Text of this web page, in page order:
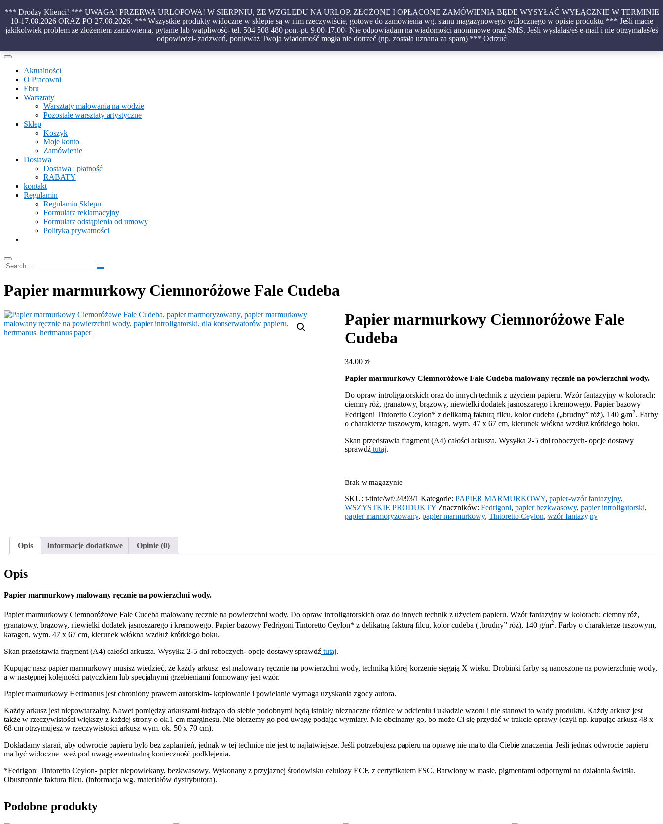
*** Drodzy Klienci! *** UWAGA! PRZERWA URLOPOWA! W SIERPNIU, ZE WZGLĘDU NA URLOP, ZŁOŻONE I OPŁACONE ZAMÓWIENIA BĘDĘ WYSYŁAĆ WYŁĄCZNIE W TERMINIE
10-17.08.2026 ORAZ PO 27.08.2026. *** Wszystkie produkty widoczne w sklepie są w nim rzeczywiście, gotowe do zamówienia wg. stanu magazynowego widocznego w opisie produktu *** Jeśli macie
jakikolwiek problem ze złożeniem zamówienia, pytanie lub wątpliwość- tel. 504 508 480 pon.-pt. 9.00-17.00- Nie odpowiadam na wiadomości anonimowe oraz SMS. Jeśli wysłałaś/eś e-mail i nie otrzymałaś/eś
odpowiedzi- zadzwoń, ponieważ Twoja wiadomość mogła nie dotrzeć (np. została uznana za spam) *** Odrzuć
Skip
content
Piękno malowane na wodzie – papiery marmurkowe – materiały introligatorskie – oprawy – etui – pudełka
Aktualności
O Pracowni
Ebru
Warsztaty
Warsztaty malowania na wodzie
Pozostałe warsztaty artystyczne
Sklep
Koszyk
Moje konto
Zamówienie
Dostawa
Dostawa i płatność
RABATY
kontakt
Regulamin
Regulamin Sklepu
Formularz reklamacyjny
Formularz odstąpienia od umowy
Polityka prywatności
Papier marmurkowy Ciemnoróżowe Fale Cudeba
Papier marmurkowy Ciemnoróżowe Fale
Cudeba
34.00 zł
Papier marmurkowy Ciemnoróżowe Fale Cudeba malowany ręcznie na powierzchni wody.
Do opraw introligatorskich oraz do innych technik z użyciem papieru. Wzór fantazyjny w kolorach:
ciemny róż, granatowy, brązowy, niewielki dodatek jasnoszarego i kremowego. Papier bazowy
Fedrigoni Tintoretto Ceylon* z delikatną fakturą filcu, kolor cudeba („brudny” róż), 140 g/m2. Farby
o charakterze tuszowym, karagen, wym. 47 x 67 cm, kierunek włókna wzdłuż krótkiego boku.
Skan przedstawia fragment (A4) całości arkusza. Wysyłka 2-5 dni roboczych- opcje dostawy
sprawdźtutaj.
Brak w magazynie
SKU: t-tintc/wf/24/93/1 Kategorie: PAPIER MARMURKOWY, papier-wzór fantazyjny,
WSZYSTKIE PRODUKTY Znaczników: Fedrigoni, papier bezkwasowy, papier introligatorski,
papier marmoryzowany, papier marmurkowy, Tintoretto Ceylon, wzór fantazyjny
Opis Informacje dodatkowe Opinie (0)
Opis
Papier marmurkowy malowany ręcznie na powierzchni wody.
Papier marmurkowy Ciemnoróżowe Fale Cudeba malowany ręcznie na powierzchni wody. Do opraw introligatorskich oraz do innych technik z użyciem papieru. Wzór fantazyjny w kolorach: ciemny róż,
granatowy, brązowy, niewielki dodatek jasnoszarego i kremowego. Papier bazowy Fedrigoni Tintoretto Ceylon* z delikatną fakturą filcu, kolor cudeba („brudny” róż), 140 g/m2. Farby o charakterze tuszowym,
karagen, wym. 47 x 67 cm, kierunek włókna wzdłuż krótkiego boku.
Skan przedstawia fragment (A4) całości arkusza. Wysyłka 2-5 dni roboczych- opcje dostawy sprawdź tutaj.
Kupując nasz papier marmurkowy musisz wiedzieć, że każdy arkusz jest malowany ręcznie na powierzchni wody, techniką której korzenie sięgają X wieku. Drobinki farby są nanoszone na powierzchnię wody,
a w następnej kolejności patyczkiem lub specjalnymi grzebieniami formowany jest wzór.
Papier marmurkowy Hertmanus jest chroniony prawem autorskim- kopiowanie i powielanie wymaga uzyskania zgody autora.
Każdy arkusz jest niepowtarzalny. Nawet pomiędzy arkuszami łudząco do siebie podobnymi będą istniały nieznaczne różnice w odcieniu i układzie wzoru i nie stanowi to wady produktu. Każdy arkusz jest
także w rzeczywistości większy z każdej strony o ok.1 cm marginesu. Nie bierzemy go pod uwagę podając wymiary. Nie obcinamy go, bo może Ci się przydać w trakcie oprawy (czyli np. kupując arkusz 48 x
68 cm otrzymujesz w rzeczywistości arkusz wym. ok. 50 x 70 cm).
Dokładamy starań, aby odwrocie papieru było bez zaplamień, jednak w tej technice nie jest to najłatwiejsze. Jeśli potrzebujesz papieru na oprawę nie ma to dla Ciebie znaczenia. Jeśli jednak odwrocie papieru
ma być widoczne- weź pod uwagę ewentualną konieczność podklejenia.
*Fedrigoni Tintoretto Ceylon- papier niepowlekany, bezkwasowy. Wykonany z przyjaznej środowisku celulozy ECF, z certyfikatem FSC. Barwiony w masie, pigmentami odpornymi na działania światła.
Obustronnie faktura filcu. (informacja wg. materiałów dystrybutora).
Podobne produkty